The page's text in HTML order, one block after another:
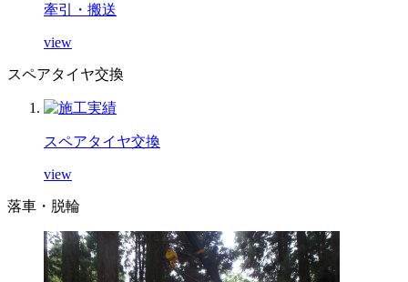
牽引・搬送
view
スペアタイヤ交換
スペアタイヤ交換
view
落車・脱輪